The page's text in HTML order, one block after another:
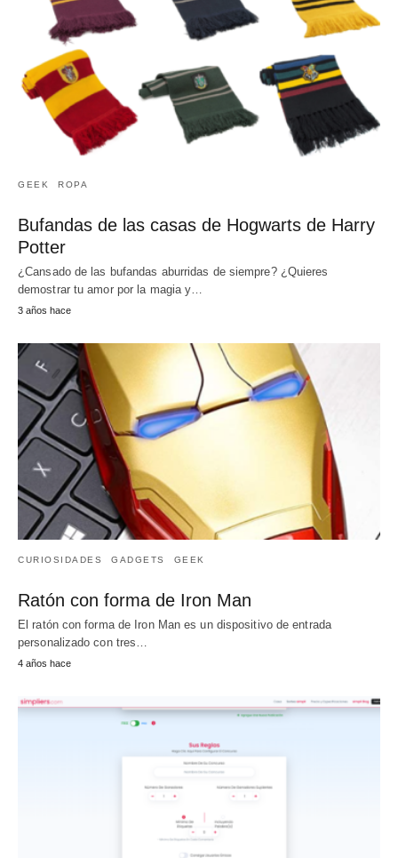
GEEK ROPA
Bufandas de las casas de Hogwarts de Harry
Potter
¿Cansado de las bufandas aburridas de siempre? ¿Quieres
demostrar tu amor por la magia y…
3 años hace
CURIOSIDADES GADGETS GEEK
Ratón con forma de Iron Man
El ratón con forma de Iron Man es un dispositivo de entrada
personalizado con tres…
4 años hace